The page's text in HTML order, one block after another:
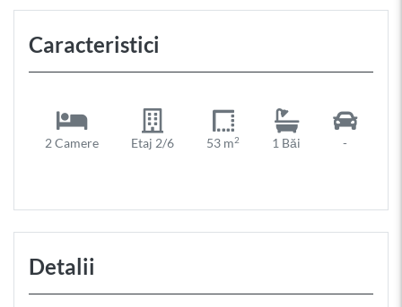
Caracteristici
2 Camere Etaj 2/6 53 m2 1 Băi -
Detalii